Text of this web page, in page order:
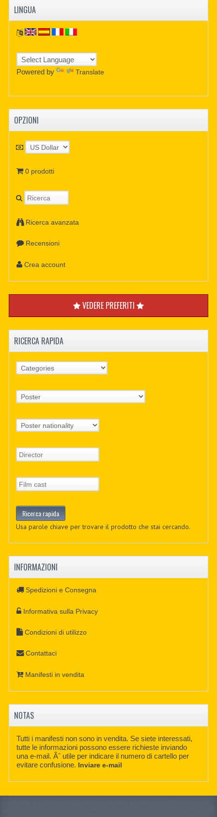
LINGUA
Powered by Translate
OPZIONI
0 prodotti
Ricerca avanzata
Recensioni
Crea account
VEDERE PREFERITI
RICERCA RAPIDA
Usa parole chiave per trovare il prodotto che stai cercando.
INFORMAZIONI
Spedizioni e Consegna
Informativa sulla Privacy
Condizioni di utilizzo
Contattaci
Manifesti in vendita
NOTAS
Tutti i manifesti non sono in vendita. Se siete interessati,
tutte le informazioni possono essere richieste inviando
una e-mail. Ãˆ utile per indicare il numero di cartello per
evitare confusione. Inviare e-mail